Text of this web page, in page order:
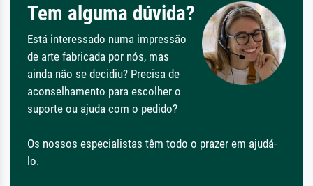
Tem alguma dúvida?
Está interessado numa impressão
de arte fabricada por nós, mas
ainda não se decidiu? Precisa de
aconselhamento para escolher o
suporte ou ajuda com o pedido?
Os nossos especialistas têm todo o prazer em ajudá-
lo.